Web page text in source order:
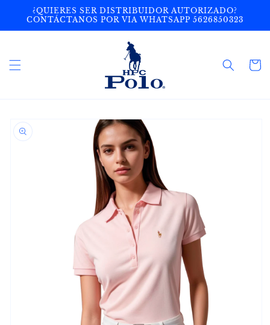
directamente
al contenido
¿QUIERES SER DISTRIBUIDOR AUTORIZADO?
CONTÁCTANOS POR VIA WHATSAPP 5626850323
Carrito
a la
información